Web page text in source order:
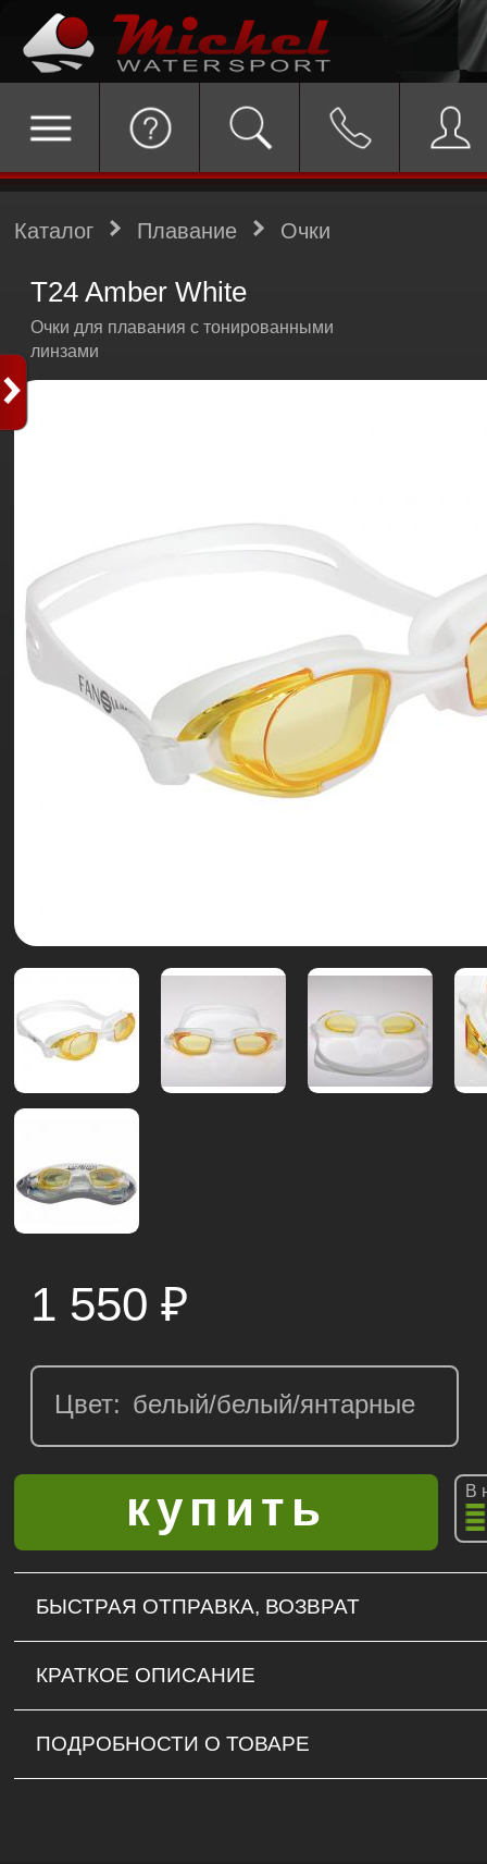
Каталог Плавание Очки
T24 Amber White
Очки для плавания с тонированными
линзами
1 550 ₽
Цвет:
В
БЫСТРАЯ ОТПРАВКА, ВОЗВРАТ
КРАТКОЕ ОПИСАНИЕ
ПОДРОБНОСТИ О ТОВАРЕ